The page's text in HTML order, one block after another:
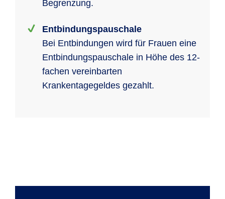
Begrenzung.
Entbindungspauschale
Bei Entbindungen wird für Frauen eine
Entbindungspauschale in Höhe des 12-
fachen vereinbarten
Krankentagegeldes gezahlt.